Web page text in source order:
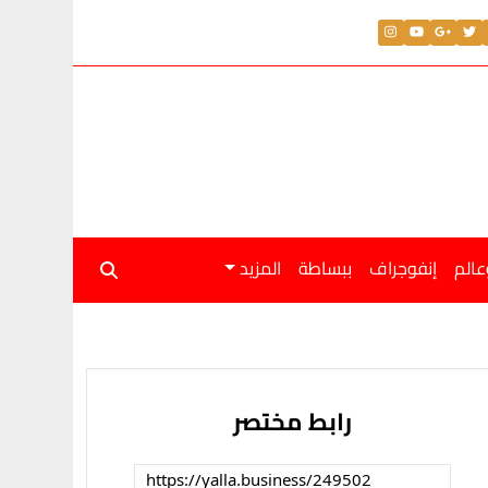
إنفوجراف ببساطة المزيد
رابط مختصر